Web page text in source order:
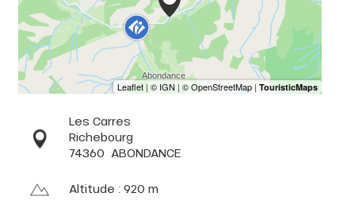
Les Carres
Richebourg
74360 ABONDANCE
Altitude : 920 m